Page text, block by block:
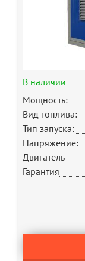
В наличии
Мощность:
Вид топлива:
Тип запуска:
Напряжение:
Двигатель
Гарантия